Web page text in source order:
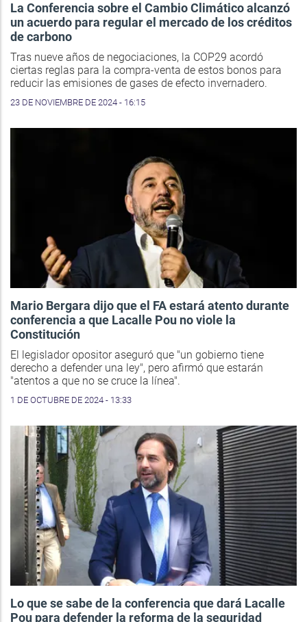
La Conferencia sobre el Cambio Climático alcanzó
un acuerdo para regular el mercado de los créditos
de carbono
Tras nueve años de negociaciones, la COP29 acordó
ciertas reglas para la compra-venta de estos bonos para
reducir las emisiones de gases de efecto invernadero.
23 DE NOVIEMBRE DE 2024 - 16:15
Mario Bergara dijo que el FA estará atento durante
conferencia a que Lacalle Pou no viole la
Constitución
El legislador opositor aseguró que "un gobierno tiene
derecho a defender una ley", pero afirmó que estarán
"atentos a que no se cruce la línea".
1 DE OCTUBRE DE 2024 - 13:33
Lo que se sabe de la conferencia que dará Lacalle
Pou para defender la reforma de la seguridad